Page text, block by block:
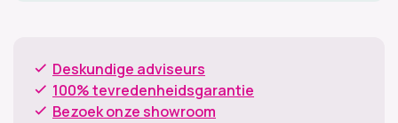
Deskundige adviseurs
100% tevredenheidsgarantie
Bezoek onze showroom